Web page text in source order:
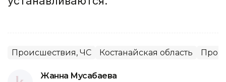
Происшествия, ЧС Костанайская область
Жанна Мусабаева